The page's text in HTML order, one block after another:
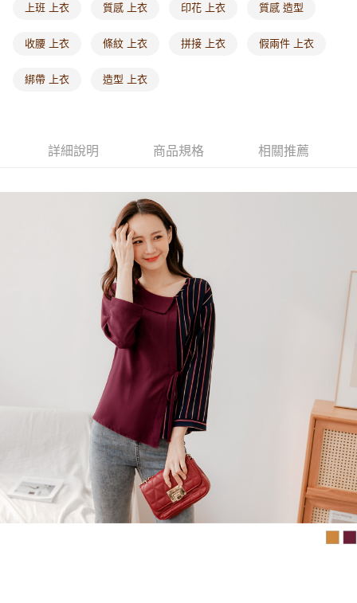
上班 上衣 質感 上衣 印花 上衣 質感 造型
收腰 上衣 條紋 上衣 拼接 上衣 假兩件 上衣
綁帶 上衣 造型 上衣
詳細說明 商品規格 相關推薦